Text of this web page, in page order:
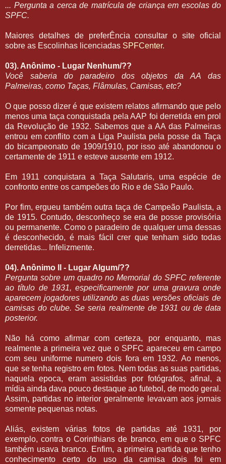
... Pergunta a cerca de matrícula de criança em escolas do
SPFC.
Maiores detalhes de preferÊncia consultar o site oficial
sobre as Escolinhas licenciadas SPFCenter.
03). Anônimo - Lugar Nenhum/??
Você saberia do paradeiro dos objetos da AA das
Palmeiras, como Taças, Flâmulas, Camisas, etc?
O que posso dizer é que existem relatos afirmando que pelo
menos uma taça conquistada pela AAP foi derretida em prol
da Revolução de 1932. Sabemos que a AA das Palmeiras
entrou em conflito com a Liga Paulista pela posse da Taça
do bicampeonato de 1909/1910, por isso até abandonou o
certamente de 1911 e esteve ausente em 1912.
Em 1911 conquistara a Taça Salutaris, uma espécie de
confronto entre os campeões do Rio e de São Paulo.
Por fim, ergueu também outra taça de Campeão Paulista, a
de 1915. Contudo, desconheço se era de posse provisória
ou permanente. Como o paradeiro de qualquer uma dessas
é desconhecido, é mais fácil crer que tenham sido todas
derretidas... Infelizmente.
04). Anônimo II - Lugar Algum/??
Pergunta sobre um quadro no Memorial do SPFC referente
ao título de 1931, especificamente por uma gravura onde
aparecem jogadores utilizando as duas versões oficiais de
camisas do clube. Se seria realmente de 1931 ou de data
posterior.
Não há como afirmar com certeza, por enquanto, mas
realmente a primeira vez que o SPFC apareceu em campo
com seu uniforme numero dois fora em 1932. Ao menos,
que se tenha registro em fotos. Nem todas as suas partidas,
naquela epoca, eram assistidas por fotógrafos, afinal, a
mídia ainda dava pouco destaque ao futebol, de modo geral.
Assim, partidas no interior geralmente levavam aos jornais
somente pequenas notas.
Aliás, existem várias fotos de partidas até 1931, por
exemplo, contra o Corinthians de branco, em que o SPFC
também usava branco. Enfim, a primeira partida que tenho
conhecimento certo do uso da camisa dois foi em